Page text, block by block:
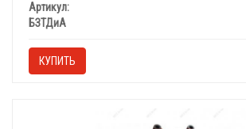
Артикул:
БЗТДиА
КУПИТЬ